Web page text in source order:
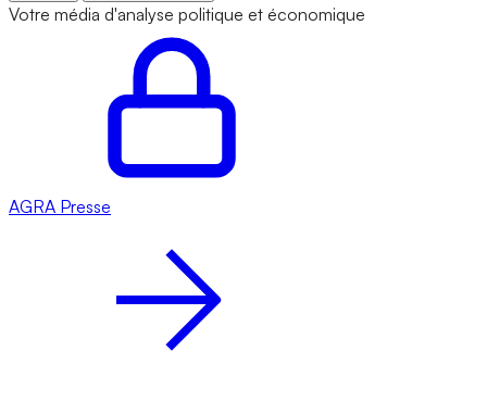
Votre média d'analyse politique et économique
AGRA Presse